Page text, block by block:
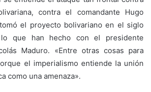
contra el comandante Hugo
el proyecto bolivariano en el siglo
que han hecho con el presidente
Maduro. «Entre otras cosas para
el imperialismo entiende la unión
como una amenaza».